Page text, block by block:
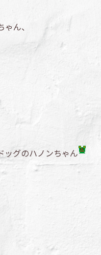
ん、
ッグのハノンちゃん